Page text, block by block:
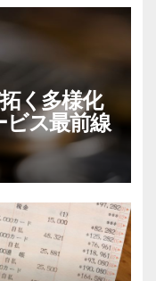
く多様化
ビス最前線